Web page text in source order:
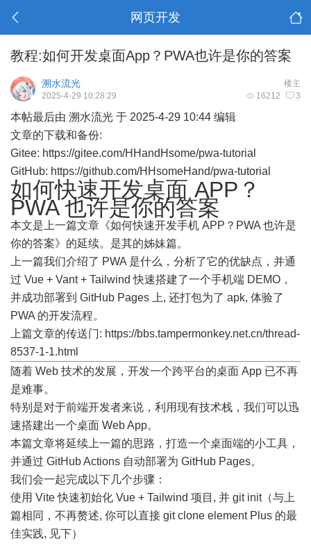
网页开发
教程:如何开发桌面App？PWA也许是你的答案
楼主
溯水流光
16212 3
2025-4-29 10:28:29
本帖最后由 溯水流光 于 2025-4-29 10:44 编辑
文章的下载和备份:
Gitee: https://gitee.com/HHandHsome/pwa-tutorial
GitHub: https://github.com/HHsomeHand/pwa-tutorial
如何快速开发桌面 APP？
PWA 也许是你的答案
本文是上一篇文章《如何快速开发手机 APP？PWA 也许是
你的答案》的延续。是其的姊妹篇。
上一篇我们介绍了 PWA 是什么，分析了它的优缺点，并通
过 Vue + Vant + Tailwind 快速搭建了一个手机端 DEMO，
并成功部署到 GitHub Pages 上, 还打包为了 apk, 体验了
PWA 的开发流程。
上篇文章的传送门: https://bbs.tampermonkey.net.cn/thread-
8537-1-1.html
随着 Web 技术的发展，开发一个跨平台的桌面 App 已不再
是难事。
特别是对于前端开发者来说，利用现有技术栈，我们可以迅
速搭建出一个桌面 Web App。
本篇文章将延续上一篇的思路，打造一个桌面端的小工具，
并通过 GitHub Actions 自动部署为 GitHub Pages。
我们会一起完成以下几个步骤：
使用 Vite 快速初始化 Vue + Tailwind 项目, 并 git init（与上
篇相同，不再赘述, 你可以直接 git clone element Plus 的最
佳实践, 见下）